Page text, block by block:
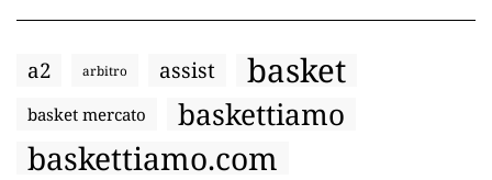
a2 arbitro assist basket
basket mercato baskettiamo
baskettiamo.com